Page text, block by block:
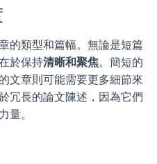
的類型和篇幅。無論是短篇
於保持清晰和聚焦。簡短的
文章則可能需要更多細節來
冗長的論文陳述，因為它們
量。